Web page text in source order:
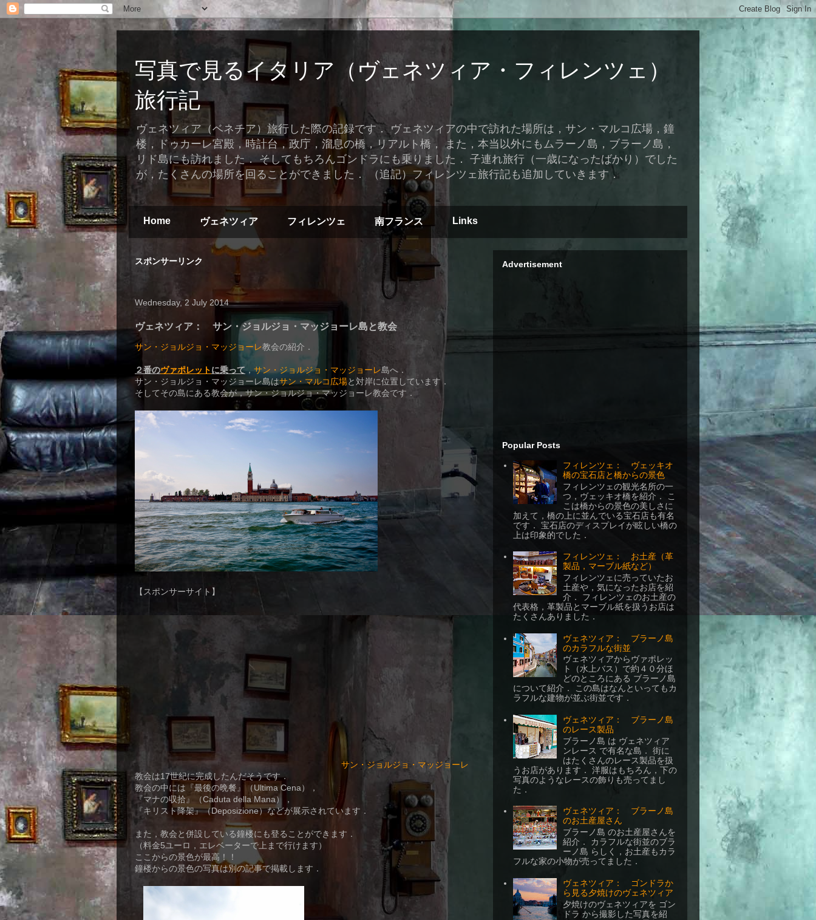
写真で見るイタリア（ヴェネツィア・フィレンツェ）
旅行記
ヴェネツィア（ベネチア）旅行した際の記録です． ヴェネツィアの中で訪れた場所は，サン・マルコ広場，鐘
楼，ドゥカーレ宮殿，時計台，政庁，溜息の橋，リアルト橋， また，本当以外にもムラーノ島，ブラーノ島，
リド島にも訪れました． そしてもちろんゴンドラにも乗りました． 子連れ旅行（一歳になったばかり）でした
が，たくさんの場所を回ることができました． （追記）フィレンツェ旅行記も追加していきます．
Home ヴェネツィア フィレンツェ 南フランス Links
スポンサーリンク
Wednesday, 2 July 2014
ヴェネツィア： サン・ジョルジョ・マッジョーレ島と教会
サン・ジョルジョ・マッジョーレ教会の紹介．
２番のヴァポレットに乗って， サン・ジョルジョ・マッジョーレ島へ．
サン・ジョルジョ・マッジョーレ島はサン・マルコ広場と対岸に位置しています．
そしてその島にある教会が，サン・ジョルジョ・マッジョーレ教会です．
【スポンサーサイト】
サン・ジョルジョ・マッジョーレ
教会は17世紀に完成したんだそうです．
教会の中には『最後の晩餐』（Ultima Cena），
『マナの収拾』（Caduta della Mana），
『キリスト降架』（Deposizione）などが展示されています．
また，教会と併設している鐘楼にも登ることができます．
（料金5ユーロ，エレベーターで上まで行けます）
ここからの景色が最高！！
鐘楼からの景色の写真は別の記事で掲載します．
Advertisement
Popular Posts
フィレンツェ： ヴェッキオ
橋の宝石店と橋からの景色
フィレンツェの観光名所の一
つ，ヴェッキオ橋を紹介． こ
こは橋からの景色の美しさに
加えて，橋の上に並んでいる宝石店も有名
です． 宝石店のディスプレイが眩しい橋の
上は印象的でした．
フィレンツェ： お土産（革
製品，マーブル紙など）
フィレンツェに売っていたお
土産や，気になったお店を紹
介． フィレンツェのお土産の
代表格，革製品とマーブル紙を扱うお店は
たくさんありました．
ヴェネツィア： ブラーノ島
のカラフルな街並
ヴェネツィアからヴァポレッ
ト（水上バス）で約４０分ほ
どのところにある ブラーノ島
について紹介． この島はなんといってもカ
ラフルな建物が並ぶ街並です．
ヴェネツィア： ブラーノ島
のレース製品
ブラーノ島 は ヴェネツィア
ンレース で有名な島． 街に
はたくさんのレース製品を扱
うお店があります． 洋服はもちろん，下の
写真のようなレースの飾りも売ってまし
た．
ヴェネツィア： ブラーノ島
のお土産屋さん
ブラーノ島 のお土産屋さんを
紹介． カラフルな街並のブラ
ーノ島 らしく，お土産もカラ
フルな家の小物が売ってました．
ヴェネツィア： ゴンドラか
ら見る夕焼けのヴェネツィア
夕焼けのヴェネツィアを ゴン
ドラ から撮影した写真を紹